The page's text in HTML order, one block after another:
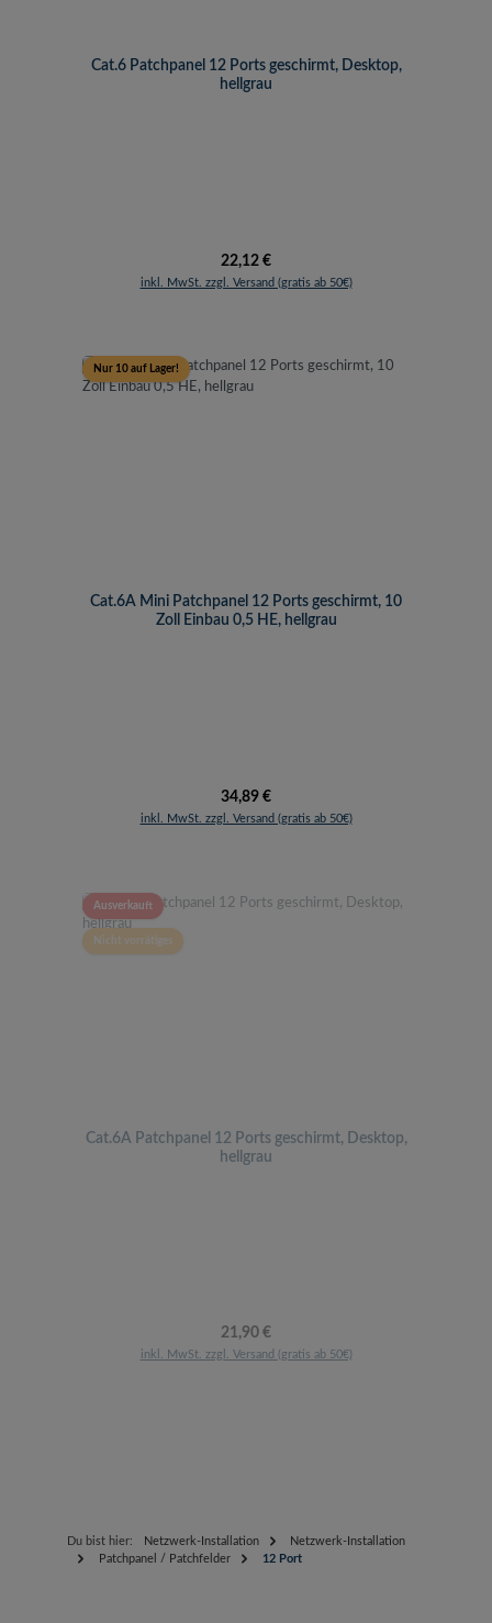
Cat.6 Patchpanel 12 Ports geschirmt, Desktop,
hellgrau
Regulärer Preis:
22,12 €
inkl. MwSt. zzgl. Versand (gratis ab 50€)
Nur 10 auf Lager!
Cat.6A Mini Patchpanel 12 Ports geschirmt, 10
Zoll Einbau 0,5 HE, hellgrau
Regulärer Preis:
34,89 €
inkl. MwSt. zzgl. Versand (gratis ab 50€)
Ausverkauft
Nicht vorrätiges
Cat.6A Patchpanel 12 Ports geschirmt, Desktop,
hellgrau
Regulärer Preis:
21,90 €
inkl. MwSt. zzgl. Versand (gratis ab 50€)
Du bist hier: Netzwerk-Installation
Netzwerk-Installation
Patchpanel / Patchfelder
12 Port